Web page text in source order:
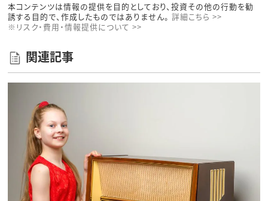
本コンテンツは情報の提供を目的としており、投資その他の行動を勧
誘する目的で、作成したものではありません。 詳細こちら >>
※リスク・費用・情報提供について >>
関連記事